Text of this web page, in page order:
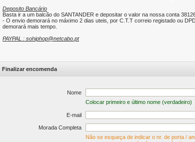
Deposito Bancário
Basta ir a um balcão do SANTANDER e depositar o valor na nossa conta
- O envio demorará no máximo 2 dias uteis, por C.T.T correio registado ou
demorará mais tempo.
PAYPAL : sohiphop@netcabo.pt
Finalizar encomenda
Nome
Colocar primeiro e último nome (verdadeiro)
E-mail
Morada Completa
Não se esqueça de indicar o nr. de porta /